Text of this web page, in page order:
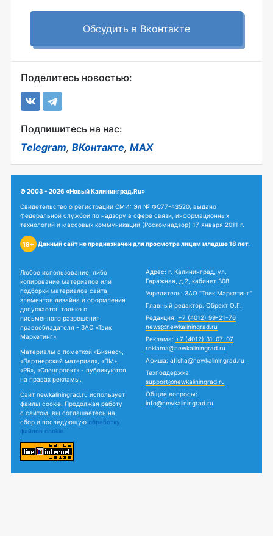
Обсудить в Вконтакте
Поделитесь новостью:
Подпишитесь на нас:
Telegram, ВКонтакте, MAX
© 2003 - 2026 «Новый Калининград.Ru»
Свидетельство о регистрации СМИ: Эл № ФС77-43520, выдано
Федеральной службой по надзору в сфере связи, информационных
технологий и массовых коммуникаций (Роскомнадзор) 17 января 2011 г.
18+ Данный сайт не предназначен для просмотра лицам младше 18 лет.
Любое использование, либо
копирование материалов или
подборки материалов сайта,
элементов дизайна и оформления
допускается только с
письменного разрешения
правообладателя - ЗАО «Твик
Маркетинг».
Материалы с пометкой «Бизнес»,
«Партнерский материал», «ПМ»,
«PR», «Спецпроект» - публикуются
на правах рекламы.
Сайт newkaliningrad.ru использует
файлы cookie. Продолжая работу
с сайтом, вы соглашаетесь на
сбор и последующую обработку
файлов cookie.
Адрес: г. Калининград, ул.
Гаражная, д.2, кабинет 308
Учредитель: ЗАО "Твик Маркетинг"
Главный редактор: Обрехт О.Г.
Редакция: +7 (4012) 99-21-76
news@newkaliningrad.ru
Реклама: +7 (4012) 31-07-07
reklama@newkaliningrad.ru
Афиша: afisha@newkaliningrad.ru
Техподдержка:
support@newkaliningrad.ru
Общие вопросы:
info@newkaliningrad.ru